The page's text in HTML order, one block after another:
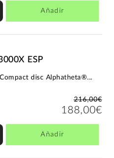
Añadir
ESP
disc Alphatheta®...
216,00€
188,00€
Añadir